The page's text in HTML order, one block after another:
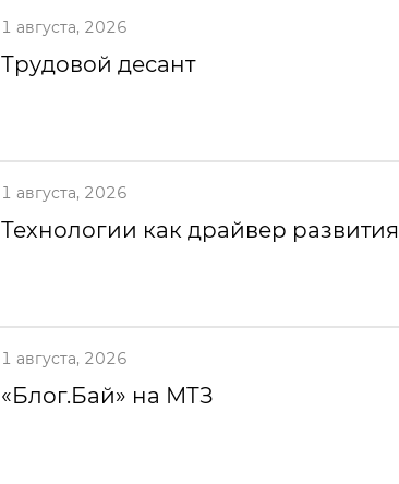
1 августа, 2026
Трудовой десант
1 августа, 2026
Технологии как драйвер развития
1 августа, 2026
«Блог.Бай» на МТЗ